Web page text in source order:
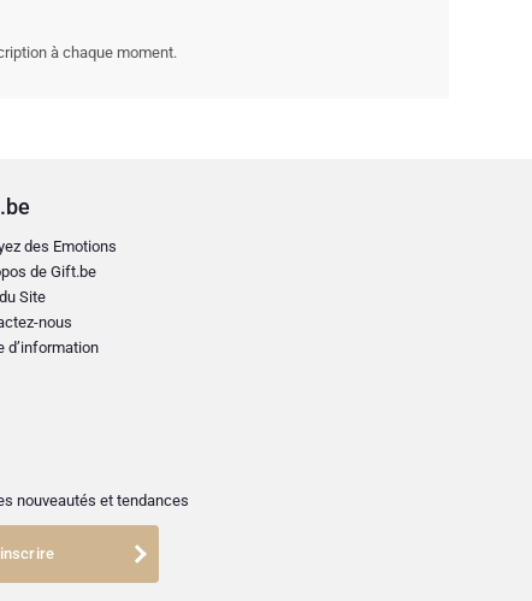
à chaque moment.
nouveautés et tendances
des Emotions
de Gift.be
Site
nous
d’information